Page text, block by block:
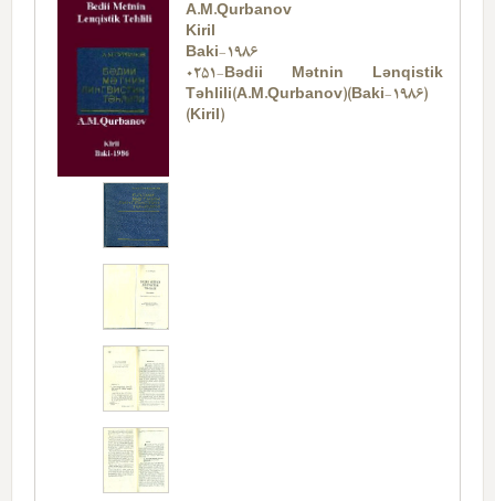
A.M.Qurbanov
Kiril
Baki-1986
0251-Bədii Mətnin Lənqistik
Təhlili(A.M.Qurbanov)(Baki-1986)
(Kiril)